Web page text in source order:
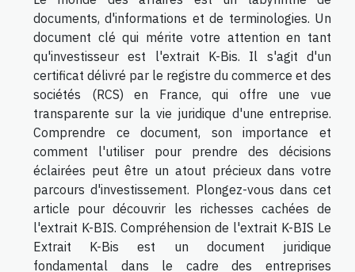
documents, d'informations et de terminologies. Un
document clé qui mérite votre attention en tant
qu'investisseur est l'extrait K-Bis. Il s'agit d'un
certificat délivré par le registre du commerce et des
sociétés (RCS) en France, qui offre une vue
transparente sur la vie juridique d'une entreprise.
Comprendre ce document, son importance et
comment l'utiliser pour prendre des décisions
éclairées peut être un atout précieux dans votre
parcours d'investissement. Plongez-vous dans cet
article pour découvrir les richesses cachées de
l'extrait K-BIS. Compréhension de l'extrait K-BIS Le
Extrait K-Bis est un document juridique
fondamental dans le cadre des entreprises